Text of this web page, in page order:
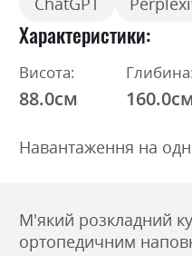
Характеристики
Висота:
88.0см
Глибина:
Навантаження на
М'який розкладний
ортопедичним